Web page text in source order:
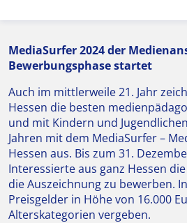
MediaSurfer 2024 der
Bewerbungsphase startet
Auch im mittlerweile 21. Jahr
Hessen die besten
und mit Kindern und
Jahren mit dem MediaSurfer –
Hessen aus. Bis zum 31.
Interessierte aus ganz Hessen
die Auszeichnung zu bewerben.
Preisgelder in Höhe von 16.000
Alterskategorien vergeben.